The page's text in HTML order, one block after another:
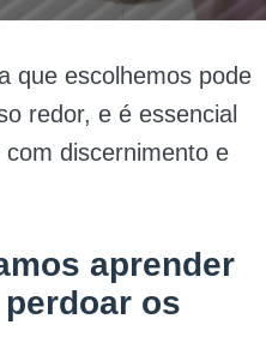
que escolhemos pode
redor, e é essencial
discernimento e
aprender
os